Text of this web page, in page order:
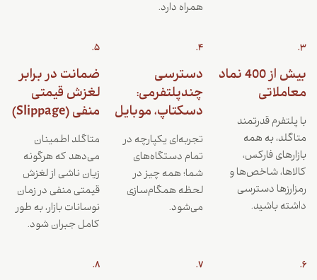
همراه دارد.
3.
بیش از 400 نماد
معاملاتی
با پلتفرم قدرتمند
متاگلد، به همه
بازارهای فارکس،
کالاها، شاخص‌ها و
رمزارزها دسترسی
داشته باشید.
4.
دسترسی
چندپلتفرمی:
دسکتاپ، موبایل
تجربه‌ای یکپارچه در
تمام دستگاه‌های
شما؛ همه چیز در
لحظه همگام‌سازی
می‌شود.
5.
ضمانت در برابر
لغزش قیمتی
منفی (Slippage)
متاگلد اطمینان
می‌دهد که هرگونه
زیان ناشی از لغزش
قیمتی منفی در زمان
نوسانات بازار، به طور
کامل جبران شود.
6.
7.
8.